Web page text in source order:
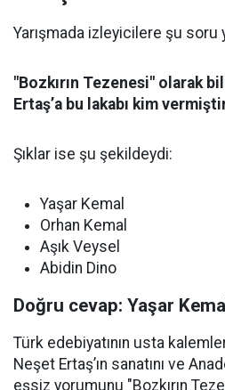
Yarışmada izleyicilere şu soru
"Bozkırın Tezenesi" olarak
Ertaş’a bu lakabı kim
Şıklar ise şu şekildeydi:
Yaşar Kemal
Orhan Kemal
Aşık Veysel
Abidin Dino
Doğru cevap: Yaşar
Türk edebiyatının usta
Neşet Ertaş’ın sanatını ve
eşsiz yorumunu "Bozkırın